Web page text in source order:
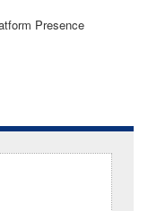
Presence